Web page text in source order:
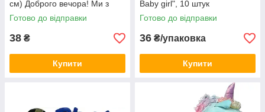
см) Доброго вечора! Ми з
України! (будь-який колір)
Готово до відправки
38 ₴
Купити
Baby girl", 10 штук
Готово до відправки
36 ₴/упаковка
Купити